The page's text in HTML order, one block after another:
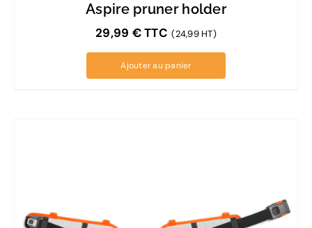
Aspire pruner holder
29,99 €TTC (24,99 HT)
Ajouter au panier